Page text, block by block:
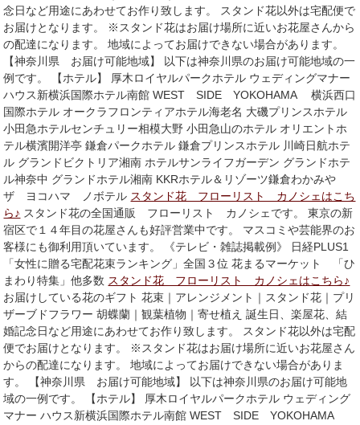
念日など用途にあわせてお作り致します。 スタンド花以外は宅配便で
お届けとなります。 ※スタンド花はお届け場所に近いお花屋さんから
の配達になります。 地域によってお届けできない場合があります。
【神奈川県 お届け可能地域】 以下は神奈川県のお届け可能地域の一
例です。 【ホテル】 厚木ロイヤルパークホテル ウェディングマナー
ハウス新横浜国際ホテル南館 WEST SIDE YOKOHAMA 横浜西口
国際ホテル オークラフロンティアホテル海老名 大磯プリンスホテル
小田急ホテルセンチュリー相模大野 小田急山のホテル オリエントホ
テル横濱開洋亭 鎌倉パークホテル 鎌倉プリンスホテル 川崎日航ホテ
ル グランドビクトリア湘南 ホテルサンライフガーデン グランドホテ
ル神奈中 グランドホテル湘南 KKRホテル＆リゾーツ鎌倉わかみや
ザ ヨコハマ ノボテル スタンド花 フローリスト カノシェはこち
ら♪ スタンド花の全国通販 フローリスト カノシェです。 東京の新
宿区で１４年目の花屋さんも好評営業中です。 マスコミや芸能界のお
客様にも御利用頂いています。 《テレビ・雑誌掲載例》 日経PLUS1
「女性に贈る宅配花束ランキング」全国３位 花まるマーケット 「ひ
まわり特集」他多数 スタンド花 フローリスト カノシェはこちら♪
お届けしている花のギフト 花束｜アレンジメント｜スタンド花｜プリ
ザーブドフラワー 胡蝶蘭｜観葉植物｜寄せ植え 誕生日、楽屋花、結
婚記念日など用途にあわせてお作り致します。 スタンド花以外は宅配
便でお届けとなります。 ※スタンド花はお届け場所に近いお花屋さん
からの配達になります。 地域によってお届けできない場合がありま
す。 【神奈川県 お届け可能地域】 以下は神奈川県のお届け可能地
域の一例です。 【ホテル】 厚木ロイヤルパークホテル ウェディング
マナー ハウス新横浜国際ホテル南館 WEST SIDE YOKOHAMA